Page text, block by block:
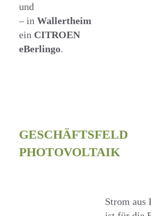
und
– in Wallertheim
ein CITROEN
eBerlingo.
GESCHÄFTSFELD
PHOTOVOLTAIK
Strom aus